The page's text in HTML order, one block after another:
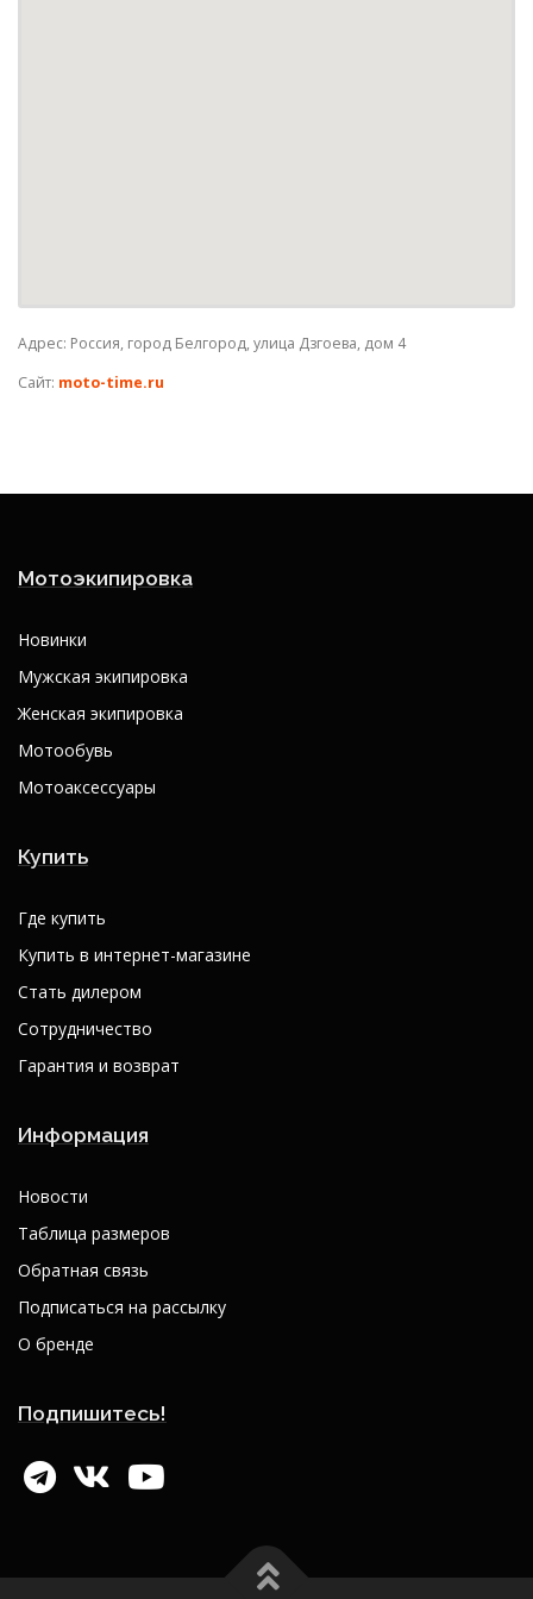
Адрес: Россия, город Белгород, улица Дзгоева, дом 4
Сайт: moto-time.ru
Мотоэкипировка
Новинки
Мужская экипировка
Женская экипировка
Мотообувь
Мотоаксессуары
Купить
Где купить
Купить в интернет-магазине
Стать дилером
Сотрудничество
Гарантия и возврат
Информация
Новости
Таблица размеров
Обратная связь
Подписаться на рассылку
О бренде
Подпишитесь!